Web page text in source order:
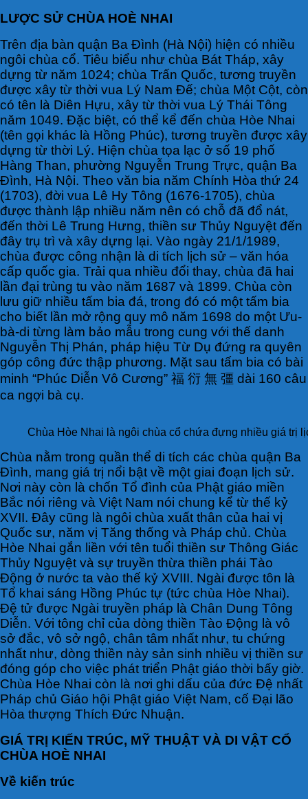
LƯỢC SỬ CHÙA HOÈ NHAI
Trên địa bàn quận Ba Đình (Hà Nội) hiện có nhiều
ngôi chùa cổ. Tiêu biểu như chùa Bát Tháp, xây
dựng từ năm 1024; chùa Trấn Quốc, tương truyền
được xây từ thời vua Lý Nam Đế; chùa Một Cột, còn
có tên là Diên Hựu, xây từ thời vua Lý Thái Tông
năm 1049. Đặc biệt, có thể kể đến chùa Hòe Nhai
(tên gọi khác là Hồng Phúc), tương truyền được xây
dựng từ thời Lý. Hiện chùa tọa lạc ở số 19 phố
Hàng Than, phường Nguyễn Trung Trực, quận Ba
Đình, Hà Nội. Theo văn bia năm Chính Hòa thứ 24
(1703), đời vua Lê Hy Tông (1676-1705), chùa
được thành lập nhiều năm nên có chỗ đã đổ nát,
đến thời Lê Trung Hưng, thiền sư Thủy Nguyệt đến
đây trụ trì và xây dựng lại. Vào ngày 21/1/1989,
chùa được công nhận là di tích lịch sử – văn hóa
cấp quốc gia. Trải qua nhiều đổi thay, chùa đã hai
lần đại trùng tu vào năm 1687 và 1899. Chùa còn
lưu giữ nhiều tấm bia đá, trong đó có một tấm bia
cho biết lần mở rộng quy mô năm 1698 do một Ưu-
bà-di từng làm bảo mẫu trong cung với thế danh
Nguyễn Thị Phán, pháp hiệu Từ Dụ đứng ra quyên
góp công đức thập phương. Mặt sau tấm bia có bài
minh “Phúc Diễn Vô Cương” 福 衍 無 彊 dài 160 câu
ca ngợi bà cụ.
Chùa Hòe Nhai là ngôi chùa cổ chứa đựng nhiều giá trị
Chùa nằm trong quần thể di tích các chùa quận Ba
Đình, mang giá trị nổi bật về một giai đoạn lịch sử.
Nơi này còn là chốn Tổ đình của Phật giáo miền
Bắc nói riêng và Việt Nam nói chung kể từ thế kỷ
XVII. Đây cũng là ngôi chùa xuất thân của hai vị
Quốc sư, năm vị Tăng thống và Pháp chủ. Chùa
Hòe Nhai gắn liền với tên tuổi thiền sư Thông Giác
Thủy Nguyệt và sự truyền thừa thiền phái Tào
Động ở nước ta vào thế kỷ XVIII. Ngài được tôn là
Tổ khai sáng Hồng Phúc tự (tức chùa Hòe Nhai).
Đệ tử được Ngài truyền pháp là Chân Dung Tông
Diễn. Với tông chỉ của dòng thiền Tào Động là vô
sở đắc, vô sở ngộ, chân tâm nhất như, tu chứng
nhất như, dòng thiền này sản sinh nhiều vị thiền sư
đóng góp cho việc phát triển Phật giáo thời bấy giờ.
Chùa Hòe Nhai còn là nơi ghi dấu của đức Đệ nhất
Pháp chủ Giáo hội Phật giáo Việt Nam, cố Đại lão
Hòa thượng Thích Đức Nhuận.
GIÁ TRỊ KIẾN TRÚC, MỸ THUẬT VÀ DI VẬT CỔ
CHÙA HOÈ NHAI
Về kiến trúc